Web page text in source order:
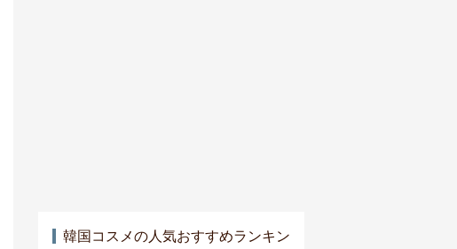
韓国コスメの人気おすすめランキン